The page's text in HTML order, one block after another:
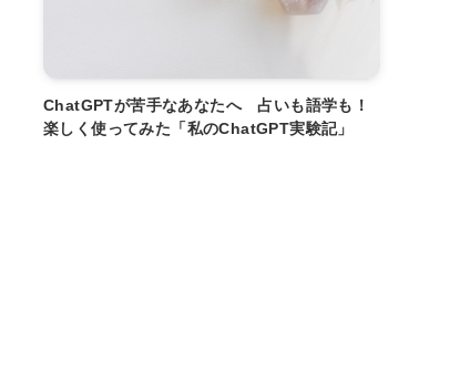
ChatGPTが苦手なあなたへ 占いも語学も！
楽しく使ってみた「私のChatGPT実験記」